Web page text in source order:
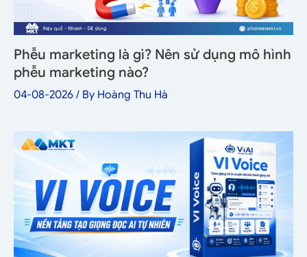
Phễu marketing là gì? Nên sử dụng mô hình
phễu marketing nào?
04-08-2026 / By Hoàng Thu Hà